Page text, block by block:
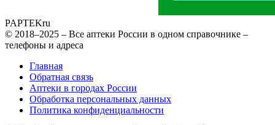
PAPTEKru
© 2018–2025 – Все аптеки России в одном справочнике –
телефоны и адреса
Главная
Обратная связь
Аптеки в городах России
Обработка персональных данных
Политика конфиденциальности